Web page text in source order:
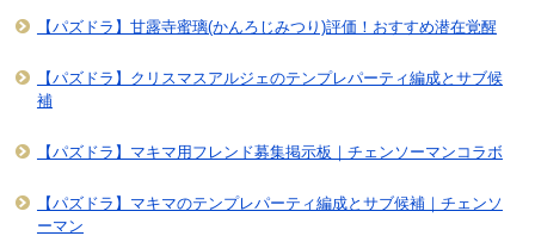
【パズドラ】甘露寺蜜璃(かんろじみつり)評価！おすすめ潜在覚醒
【パズドラ】クリスマスアルジェのテンプレパーティ編成とサブ候
補
【パズドラ】マキマ用フレンド募集掲示板｜チェンソーマンコラボ
【パズドラ】マキマのテンプレパーティ編成とサブ候補｜チェンソ
ーマン